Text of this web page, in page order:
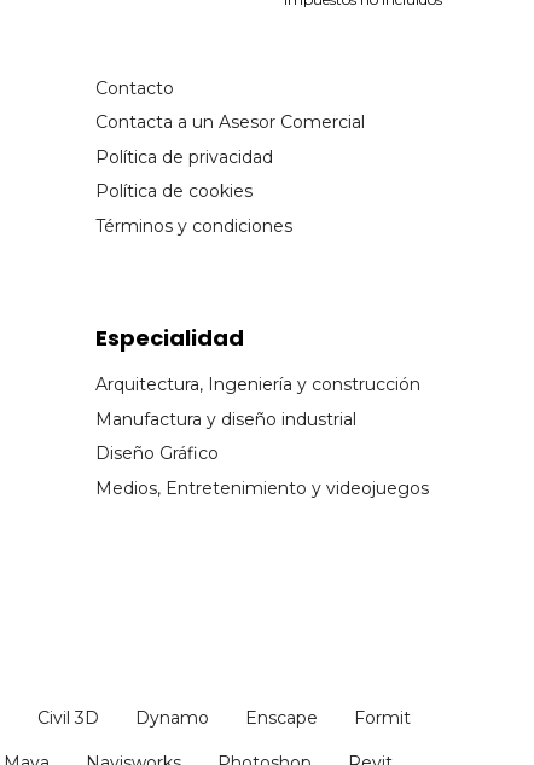
Contacto
Contacta a un Asesor Comercial
Política de privacidad
Política de cookies
Términos y condiciones
Especialidad
Arquitectura, Ingeniería y construcción
Manufactura y diseño industrial
Diseño Gráfico
Medios, Entretenimiento y videojuegos
Civil 3D Dynamo Enscape Formit